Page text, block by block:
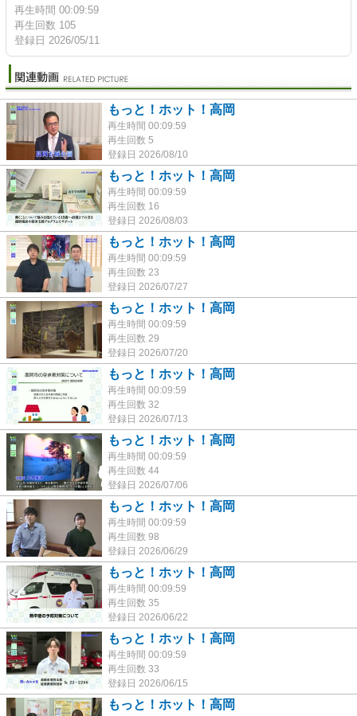
再生時間 00:09:59
再生回数 105
登録日 2026/05/11
もっと！ホット！高岡
再生時間 00:09:59
再生回数 5
登録日 2026/08/10
もっと！ホット！高岡
再生時間 00:09:59
再生回数 16
登録日 2026/08/03
もっと！ホット！高岡
再生時間 00:09:59
再生回数 23
登録日 2026/07/27
もっと！ホット！高岡
再生時間 00:09:59
再生回数 29
登録日 2026/07/20
もっと！ホット！高岡
再生時間 00:09:59
再生回数 32
登録日 2026/07/13
もっと！ホット！高岡
再生時間 00:09:59
再生回数 44
登録日 2026/07/06
もっと！ホット！高岡
再生時間 00:09:59
再生回数 98
登録日 2026/06/29
もっと！ホット！高岡
再生時間 00:09:59
再生回数 35
登録日 2026/06/22
もっと！ホット！高岡
再生時間 00:09:59
再生回数 33
登録日 2026/06/15
もっと！ホット！高岡